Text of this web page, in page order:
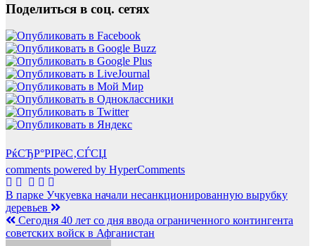
Поделиться в соц. сетях
РќСЂР°РІРёС‚СЃСЏ
comments powered by HyperComments
Навигация
по
записям
В парке Учкуевка начали несанкционированную вырубку
деревьев
Сегодня 40 лет со дня ввода ограниченного контингента
советских войск в Афганистан